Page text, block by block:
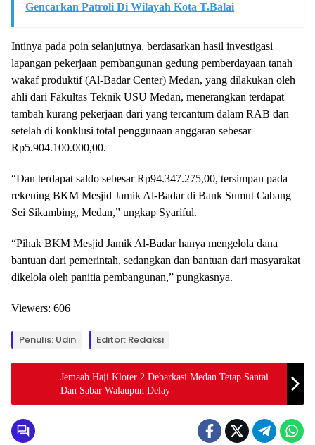
Gencarkan Patroli Di Wilayah Kota T.Balai
Intinya pada poin selanjutnya, berdasarkan hasil investigasi
lapangan pekerjaan pembangunan gedung pemberdayaan tanah
wakaf produktif (Al-Badar Center) Medan, yang dilakukan oleh
ahli dari Fakultas Teknik USU Medan, menerangkan terdapat
tambah kurang pekerjaan dari yang tercantum dalam RAB dan
setelah di konklusi total penggunaan anggaran sebesar
Rp5.904.100.000,00.
“Dan terdapat saldo sebesar Rp94.347.275,00, tersimpan pada
rekening BKM Mesjid Jamik Al-Badar di Bank Sumut Cabang
Sei Sikambing, Medan,” ungkap Syariful.
“Pihak BKM Mesjid Jamik Al-Badar hanya mengelola dana
bantuan dari pemerintah, sedangkan dan bantuan dari masyarakat
dikelola oleh panitia pembangunan,” pungkasnya.
Viewers: 606
Penulis: Udin Editor: Redaksi
Jemaah Haji Kloter 2 Debarkasi Medan Tetap Santai
Dan Sabar Walaupun Delay